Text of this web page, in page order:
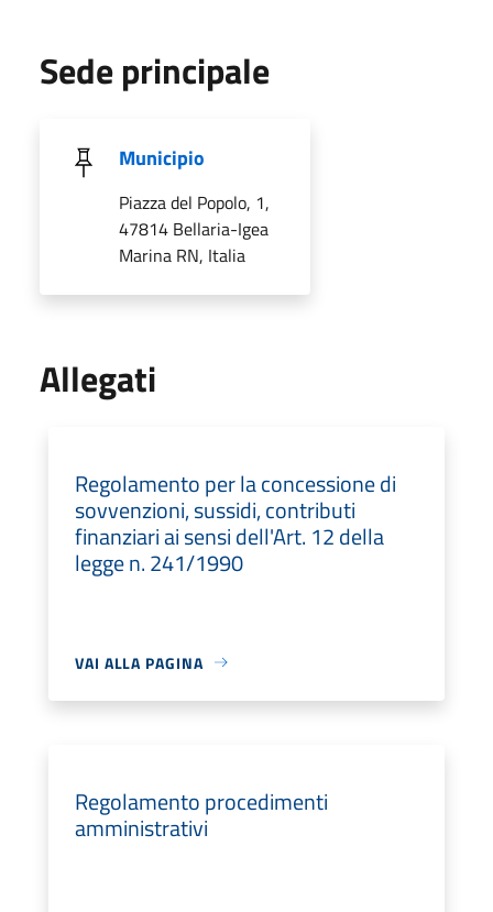
Sede principale
Municipio
Piazza del Popolo, 1,
47814 Bellaria-Igea
Marina RN, Italia
Allegati
Regolamento per la concessione di
sovvenzioni, sussidi, contributi
finanziari ai sensi dell'Art. 12 della
legge n. 241/1990
VAI ALLA PAGINA
Regolamento procedimenti
amministrativi